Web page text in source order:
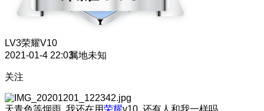
LV3荣耀V10
2021-01-4 22:03属地未知
关注
天青色等烟雨 我还在用荣耀v10 还有人和我一样吗